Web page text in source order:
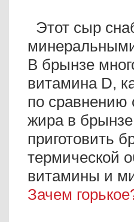
Этот сыр
В брынзе
витамина D,
по сравнению
жира в
приготовить
термической
витамины и
Зачем